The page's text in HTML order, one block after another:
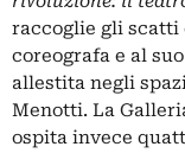
raccoglie gli scatti
coreografa e al
allestita negli
Menotti. La
ospita invece